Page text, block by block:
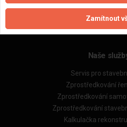
Obchodní podmínky
Reference
Naše excelové
Naše
Servis pro
Zprostředkování
Zprostředkování
Zprostředkování
Kalkulačka
Zamítnout